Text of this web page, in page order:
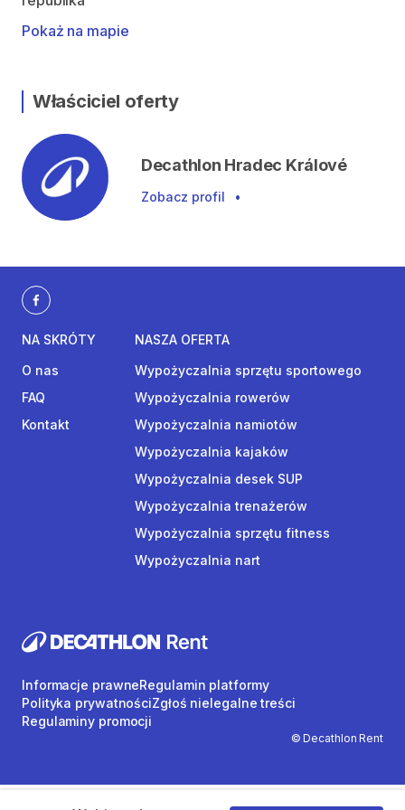
Pokaż na mapie
Właściciel oferty
Decathlon Hradec Králové
Zobacz profil •
NA SKRÓTY
O nas
FAQ
Kontakt
NASZA OFERTA
Wypożyczalnia sprzętu sportowego
Wypożyczalnia rowerów
Wypożyczalnia namiotów
Wypożyczalnia kajaków
Wypożyczalnia desek SUP
Wypożyczalnia trenażerów
Wypożyczalnia sprzętu fitness
Wypożyczalnia nart
© Decathlon Rent
Informacje prawneRegulamin platformy
Polityka prywatnościZgłoś nielegalne treści
Regulaminy promocji